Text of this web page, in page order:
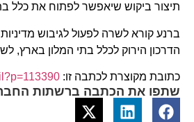
תיצור ביקוש שיאפשר לפתוח את כלל
ברנע קורא לשרה לפעול לגיבוש
הדרכון הירוק לכלל בתי המלון בארץ,
כתובת מקוצרת לכתבה זו:
שתפו את הכתבה ברשתות